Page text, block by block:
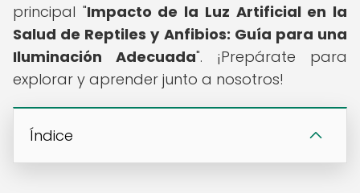
principal "Impacto de la Luz Artificial en la
Salud de Reptiles y Anfibios: Guía para una
Iluminación Adecuada". ¡Prepárate para
explorar y aprender junto a nosotros!
Índice